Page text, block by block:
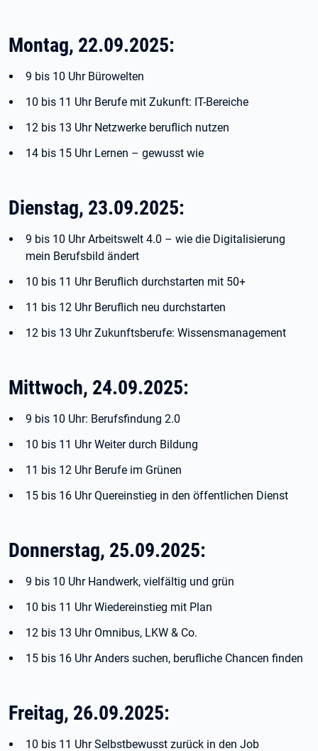
Montag, 22.09.2025:
9 bis 10 Uhr Bürowelten
10 bis 11 Uhr Berufe mit Zukunft: IT-Bereiche
12 bis 13 Uhr Netzwerke beruflich nutzen
14 bis 15 Uhr Lernen – gewusst wie
Dienstag, 23.09.2025:
9 bis 10 Uhr Arbeitswelt 4.0 – wie die Digitalisierung
mein Berufsbild ändert
10 bis 11 Uhr Beruflich durchstarten mit 50+
11 bis 12 Uhr Beruflich neu durchstarten
12 bis 13 Uhr Zukunftsberufe: Wissensmanagement
Mittwoch, 24.09.2025:
9 bis 10 Uhr: Berufsfindung 2.0
10 bis 11 Uhr Weiter durch Bildung
11 bis 12 Uhr Berufe im Grünen
15 bis 16 Uhr Quereinstieg in den öffentlichen Dienst
Donnerstag, 25.09.2025:
9 bis 10 Uhr Handwerk, vielfältig und grün
10 bis 11 Uhr Wiedereinstieg mit Plan
12 bis 13 Uhr Omnibus, LKW & Co.
15 bis 16 Uhr Anders suchen, berufliche Chancen finden
Freitag, 26.09.2025:
10 bis 11 Uhr Selbstbewusst zurück in den Job